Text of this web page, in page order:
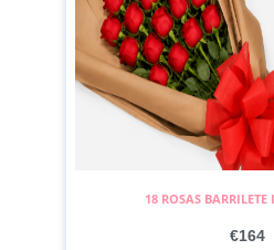
18 ROSAS
€164